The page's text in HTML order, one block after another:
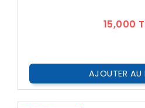
15,000
AJOUTER AU